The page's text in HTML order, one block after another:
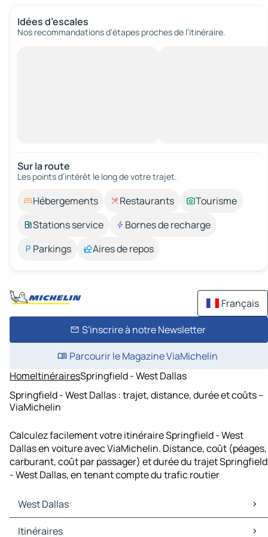
Idées d’escales
Nos recommandations d'étapes proches de l’itinéraire.
Sur la route
Les points d’intérêt le long de votre trajet.
Hébergements Restaurants
Tourisme
Stations service
Bornes de recharge
Parkings
Aires de repos
Français
S'inscrire à notre Newsletter
Parcourir le Magazine ViaMichelin
HomeItinérairesSpringfield - West Dallas
Springfield - West Dallas : trajet, distance, durée et coûts –
ViaMichelin
Calculez facilement votre itinéraire Springfield - West
Dallas en voiture avec ViaMichelin. Distance, coût (péages,
carburant, coût par passager) et durée du trajet Springfield
- West Dallas, en tenant compte du trafic routier
West Dallas
West Dallas Cartes et plans
Itinéraires